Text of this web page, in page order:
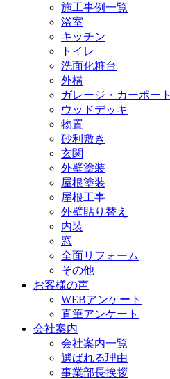
施工事例一覧
浴室
キッチン
トイレ
洗面化粧台
外構
ガレージ・カーポート
ウッドデッキ
物置
砂利敷き
玄関
外壁塗装
屋根塗装
屋根工事
外壁貼り替え
内装
窓
全面リフォーム
その他
お客様の声
WEBアンケート
直筆アンケート
会社案内
会社案内一覧
選ばれる理由
事業部長挨拶